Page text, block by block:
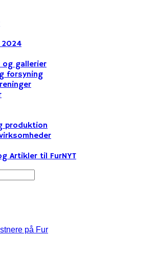
2024
og gallerier
forsyning
produktion
Artikler til FurNYT
på Fur